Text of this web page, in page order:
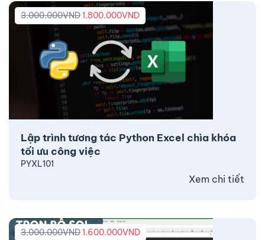
Lập trình tương tác Python Excel chìa khóa
tối ưu công việc
3.000.000VND1.800.000VND
PYXL101
Xem chi tiết
3.000.000VND1.600.000VND